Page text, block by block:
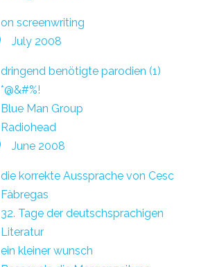
on screenwriting
July 2008
dringend benötigte parodien (1)
*@&#%!
Blue Man Group
Radiohead
June 2008
die korrekte Aussprache von Cesc
Fàbregas
32. Tage der deutschsprachigen
Literatur
ein kleiner wunsch